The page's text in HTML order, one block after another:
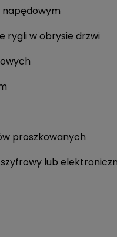
napędowym
rygli w obrysie drzwi
proszkowanych
lub